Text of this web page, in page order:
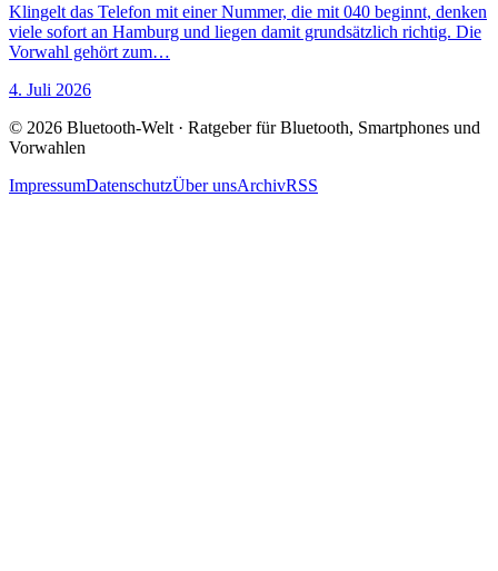
Klingelt das Telefon mit einer Nummer, die mit 040 beginnt, denken
viele sofort an Hamburg und liegen damit grundsätzlich richtig. Die
Vorwahl gehört zum…
4. Juli 2026
© 2026 Bluetooth-Welt · Ratgeber für Bluetooth, Smartphones und
Vorwahlen
ImpressumDatenschutzÜber unsArchivRSS